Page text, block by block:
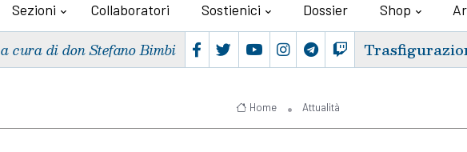
Sezioni Collaboratori Sostienici Dossier Shop
a cura di don Stefano Bimbi
Home Attualità